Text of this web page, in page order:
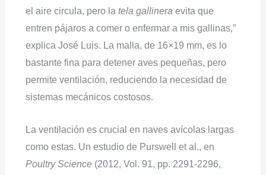
el aire circula, pero la tela gallinera evita que
entren pájaros a comer o enfermar a mis gallinas,”
explica José Luis. La malla, de 16×19 mm, es lo
bastante fina para detener aves pequeñas, pero
permite ventilación, reduciendo la necesidad de
sistemas mecánicos costosos.
La ventilación es crucial en naves avícolas largas
como estas. Un estudio de Purswell et al., en
Poultry Science(2012, Vol. 91, pp. 2291-2296,